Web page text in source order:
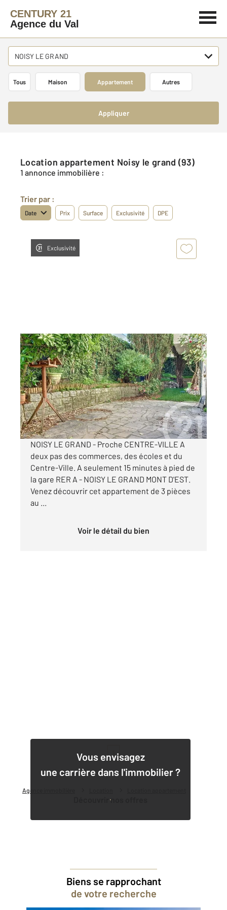
CENTURY 21
Agence du Val
NOISY LE GRAND
Tous Maison Appartement Autres
Appliquer
Agence immobilière
Location appartement Noisy le grand (93)
1 annonce immobilière :
Trier par :
Date Prix Surface Exclusivité DPE
Exclusivité
NOISY LE GRAND 93
67,44 m2, 3 pièces
Ref : 4233
Appartement F3 à louer
1 287 €
par mois charges comprises
NOISY LE GRAND - Proche CENTRE-VILLE A
deux pas des commerces, des écoles et du
Centre-Ville. A seulement 15 minutes à pied de
la gare RER A - NOISY LE GRAND MONT D'EST.
Venez découvrir cet appartement de 3 pièces
au ...
Voir le détail du bien
Vous envisagez
une carrière dans l'immobilier ?
Découvrir nos offres
Biens se rapprochant
de votre recherche